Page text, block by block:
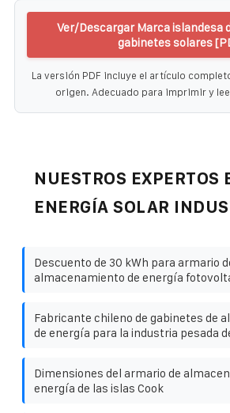
Ver/Descargar Marca islandesa
gabinetes solares
La versión PDF incluye el artículo
origen. Adecuado para imprimir y
NUESTROS EXPERTOS
ENERGÍA SOLAR
Descuento de 30 kWh para armario
almacenamiento de energía
Fabricante chileno de gabinetes de
de energía para la industria pesada
Dimensiones del armario de
energía de las islas Cook